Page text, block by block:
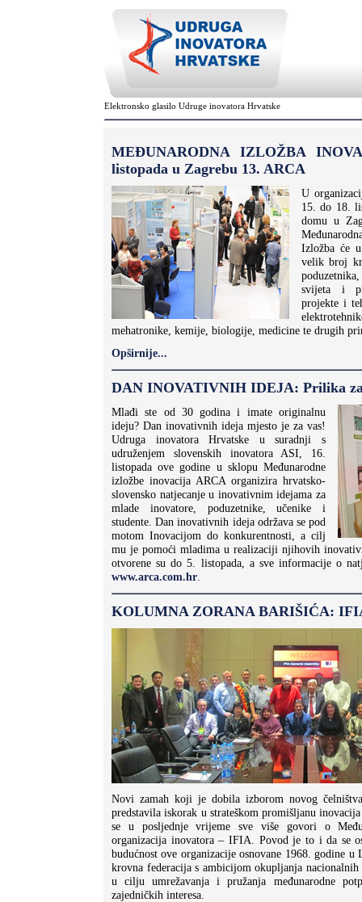
Elektronsko glasilo Udruge inovatora Hrvatske
MEĐUNARODNA IZLOŽBA
listopada u Zagrebu 13. ARCA
U
15. do 18.
domu u
Izložba će
velik broj
svijeta i
projekte i
mehatronike, kemije, biologije, medicine te drugih
Opširnije...
DAN INOVATIVNIH IDEJA: Prilika
Mlađi ste od 30 godina i imate originalnu
ideju? Dan inovativnih ideja mjesto je za vas!
Udruga inovatora Hrvatske u suradnji s
udruženjem slovenskih inovatora ASI, 16.
listopada ove godine u sklopu Međunarodne
izložbe inovacija ARCA organizira hrvatsko-
slovensko natjecanje u inovativnim idejama za
mlade inovatore, poduzetnike, učenike i
studente. Dan inovativnih ideja održava se pod
motom Inovacijom do konkurentnosti, a cilj
mu je pomoći mladima u realizaciji njihovih
otvorene su do 5. listopada, a sve informacije o
www.arca.com.hr
KOLUMNA ZORANA BARIŠIĆA:
Novi zamah koji je dobila izborom novog
predstavila iskorak u strateškom promišljanu
se u posljednje vrijeme sve više govori o
organizacija inovatora – IFIA. Povod je to i da se
budućnost ove organizacije osnovane 1968. godine u
krovna federacija s ambicijom okupljanja
u cilju umrežavanja i pružanja međunarodne
zajedničkih interesa.